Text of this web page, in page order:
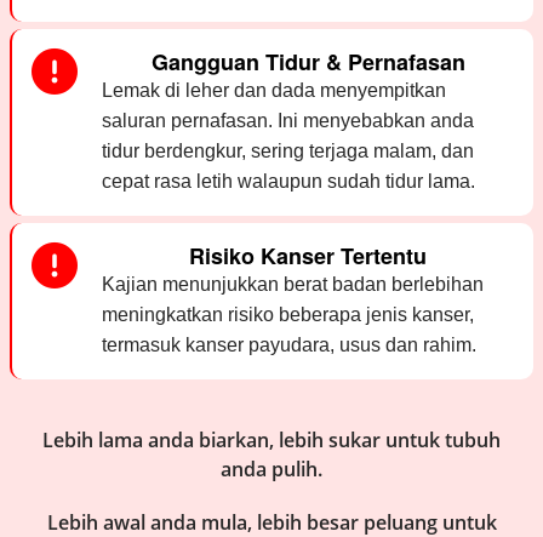
Gangguan Tidur & Pernafasan
Lemak di leher dan dada menyempitkan
saluran pernafasan. Ini menyebabkan anda
tidur berdengkur, sering terjaga malam, dan
cepat rasa letih walaupun sudah tidur lama.
Risiko Kanser Tertentu
Kajian menunjukkan berat badan berlebihan
meningkatkan risiko beberapa jenis kanser,
termasuk kanser payudara, usus dan rahim.
Lebih lama anda biarkan, lebih sukar untuk tubuh
anda pulih.
Lebih awal anda mula, lebih besar peluang untuk